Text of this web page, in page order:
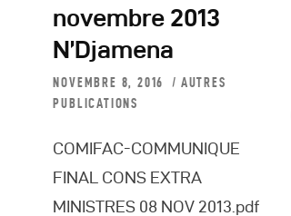
novembre 2013
N’Djamena
NOVEMBRE 8, 2016
AUTRES
PUBLICATIONS
COMIFAC-COMMUNIQUE
FINAL CONS EXTRA
MINISTRES 08 NOV 2013.pdf